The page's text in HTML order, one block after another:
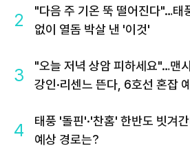
2
"다음 주 기온 뚝 떨어진다"…태
없이 열돔 박살 낸 '이것'
3
"오늘 저녁 상암 피하세요"…맨시
강인·리센느 뜬다, 6호선 혼잡
4
태풍 '돌핀'·'찬홈' 한반도 빗겨
예상 경로는?